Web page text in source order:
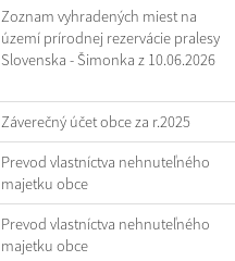
Zoznam vyhradených miest na
území prírodnej rezervácie pralesy
Slovenska - Šimonka z 10.06.2026
Záverečný účet obce za r.2025
Prevod vlastníctva nehnuteľného
majetku obce
Prevod vlastníctva nehnuteľného
majetku obce